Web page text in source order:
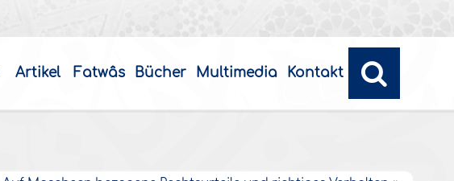
Artikel Fatwâs Bücher Multimedia Kontakt